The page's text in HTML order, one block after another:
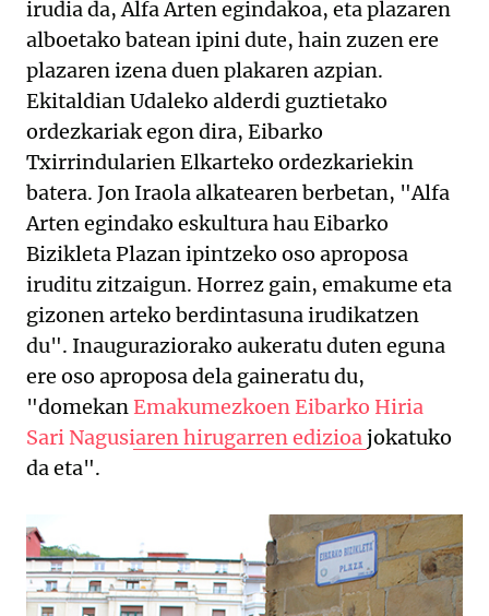
irudia da, Alfa Arten egindakoa, eta plazaren
alboetako batean ipini dute, hain zuzen ere
plazaren izena duen plakaren azpian.
Ekitaldian Udaleko alderdi guztietako
ordezkariak egon dira, Eibarko
Txirrindularien Elkarteko ordezkariekin
batera. Jon Iraola alkatearen berbetan, "Alfa
Arten egindako eskultura hau Eibarko
Bizikleta Plazan ipintzeko oso aproposa
iruditu zitzaigun. Horrez gain, emakume eta
gizonen arteko berdintasuna irudikatzen
du". Inauguraziorako aukeratu duten eguna
ere oso aproposa dela gaineratu du,
"domekanEmakumezkoen Eibarko Hiria
Sari Nagusiaren hirugarren edizioajokatuko
da eta".